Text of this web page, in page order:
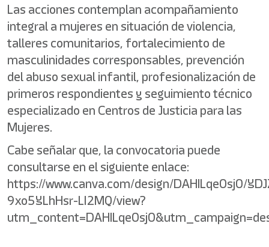
Las acciones contemplan acompañamiento
integral a mujeres en situación de violencia,
talleres comunitarios, fortalecimiento de
masculinidades corresponsables, prevención
del abuso sexual infantil, profesionalización de
primeros respondientes y seguimiento técnico
especializado en Centros de Justicia para las
Mujeres.
Cabe señalar que, la convocatoria puede
consultarse en el siguiente enlace:
https://www.canva.com/design/DAHILqe0sj0/
9xo5YLhHsr-LI2MQ/view?